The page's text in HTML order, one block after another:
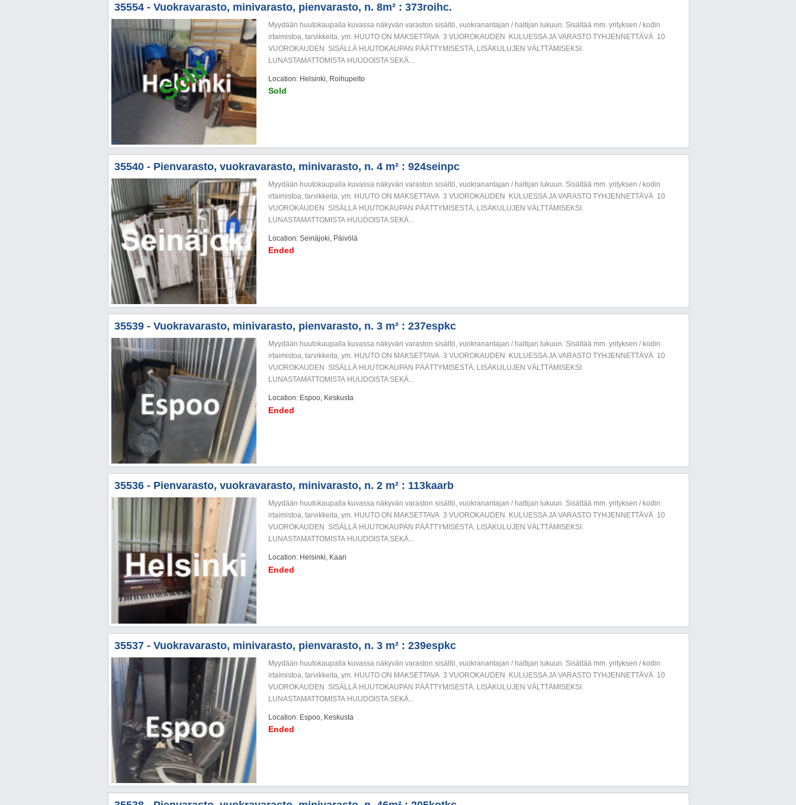
35554 - Vuokravarasto, minivarasto, pienvarasto, n. 8m² : 373roihc.
Sold
Myydään huutokaupalla kuvassa näkyvän varaston sisältö, vuokranantajan / haltijan lukuun. Sisältää mm. yrityksen / kodin
irtaimistoa, tarvikkeita, ym. HUUTO ON MAKSETTAVA 3 VUOROKAUDEN KULUESSA JA VARASTO TYHJENNETTÄVÄ 10
VUOROKAUDEN SISÄLLÄ HUUTOKAUPAN PÄÄTTYMISESTÄ, LISÄKULUJEN VÄLTTÄMISEKSI.
LUNASTAMATTOMISTA HUUDOISTA SEKÄ...
Location: Helsinki, Roihupelto
Sold
35540 - Pienvarasto, vuokravarasto, minivarasto, n. 4 m² : 924seinpc
Myydään huutokaupalla kuvassa näkyvän varaston sisältö, vuokranantajan / haltijan lukuun. Sisältää mm. yrityksen / kodin
irtaimistoa, tarvikkeita, ym. HUUTO ON MAKSETTAVA 3 VUOROKAUDEN KULUESSA JA VARASTO TYHJENNETTÄVÄ 10
VUOROKAUDEN SISÄLLÄ HUUTOKAUPAN PÄÄTTYMISESTÄ, LISÄKULUJEN VÄLTTÄMISEKSI.
LUNASTAMATTOMISTA HUUDOISTA SEKÄ...
Location: Seinäjoki, Päivölä
Ended
35539 - Vuokravarasto, minivarasto, pienvarasto, n. 3 m² : 237espkc
Myydään huutokaupalla kuvassa näkyvän varaston sisältö, vuokranantajan / haltijan lukuun. Sisältää mm. yrityksen / kodin
irtaimistoa, tarvikkeita, ym. HUUTO ON MAKSETTAVA 3 VUOROKAUDEN KULUESSA JA VARASTO TYHJENNETTÄVÄ 10
VUOROKAUDEN SISÄLLÄ HUUTOKAUPAN PÄÄTTYMISESTÄ, LISÄKULUJEN VÄLTTÄMISEKSI.
LUNASTAMATTOMISTA HUUDOISTA SEKÄ...
Location: Espoo, Keskusta
Ended
35536 - Pienvarasto, vuokravarasto, minivarasto, n. 2 m² : 113kaarb
Myydään huutokaupalla kuvassa näkyvän varaston sisältö, vuokranantajan / haltijan lukuun. Sisältää mm. yrityksen / kodin
irtaimistoa, tarvikkeita, ym. HUUTO ON MAKSETTAVA 3 VUOROKAUDEN KULUESSA JA VARASTO TYHJENNETTÄVÄ 10
VUOROKAUDEN SISÄLLÄ HUUTOKAUPAN PÄÄTTYMISESTÄ, LISÄKULUJEN VÄLTTÄMISEKSI.
LUNASTAMATTOMISTA HUUDOISTA SEKÄ...
Location: Helsinki, Kaari
Ended
35537 - Vuokravarasto, minivarasto, pienvarasto, n. 3 m² : 239espkc
Myydään huutokaupalla kuvassa näkyvän varaston sisältö, vuokranantajan / haltijan lukuun. Sisältää mm. yrityksen / kodin
irtaimistoa, tarvikkeita, ym. HUUTO ON MAKSETTAVA 3 VUOROKAUDEN KULUESSA JA VARASTO TYHJENNETTÄVÄ 10
VUOROKAUDEN SISÄLLÄ HUUTOKAUPAN PÄÄTTYMISESTÄ, LISÄKULUJEN VÄLTTÄMISEKSI.
LUNASTAMATTOMISTA HUUDOISTA SEKÄ...
Location: Espoo, Keskusta
Ended